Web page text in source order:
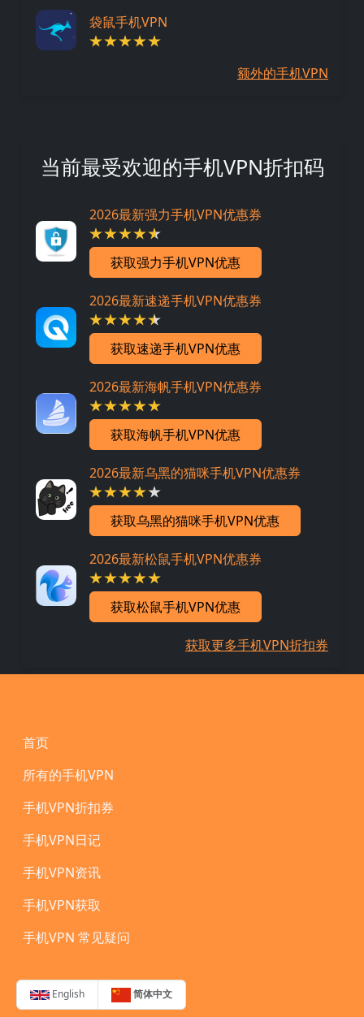
袋鼠手机VPN
额外的手机VPN
当前最受欢迎的手机VPN折扣码
2026最新强力手机VPN优惠券
获取强力手机VPN优惠
2026最新速递手机VPN优惠券
获取速递手机VPN优惠
2026最新海帆手机VPN优惠券
获取海帆手机VPN优惠
2026最新乌黑的猫咪手机VPN优惠券
获取乌黑的猫咪手机VPN优惠
2026最新松鼠手机VPN优惠券
获取松鼠手机VPN优惠
获取更多手机VPN折扣券
Footer
首页
所有的手机VPN
手机VPN折扣券
手机VPN日记
手机VPN资讯
手机VPN获取
手机VPN 常见疑问
English 简体中文